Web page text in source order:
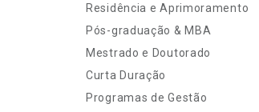
Residência e Aprimoramento
Pós-graduação & MBA
Mestrado e Doutorado
Curta Duração
Programas de Gestão